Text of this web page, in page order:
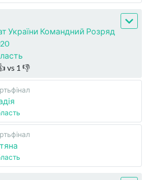
України Командний Розряд
vs 1 👎